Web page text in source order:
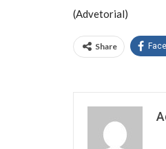
(Advetorial)
Share